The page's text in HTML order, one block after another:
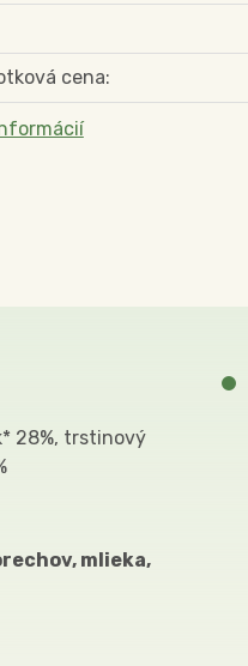
cena:
28%, trstinový
mlieka,